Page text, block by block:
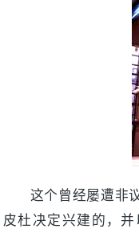
这个曾经屡遭非
皮杜决定兴建的，